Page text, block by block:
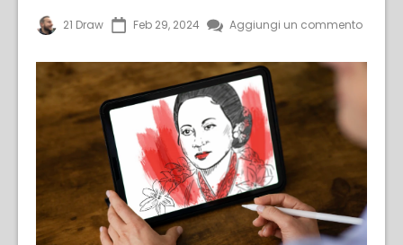
21 Draw Feb 29, 2024 Aggiungi un commento